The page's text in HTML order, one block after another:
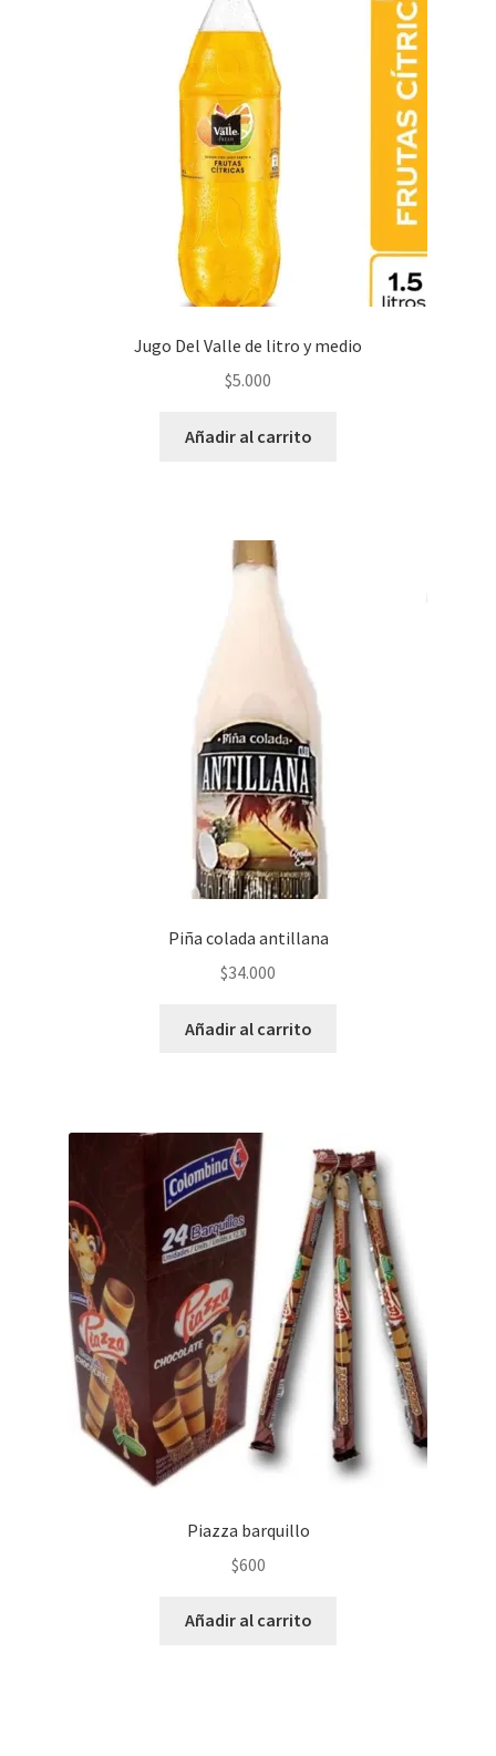
Jugo Del Valle de litro y medio
$5.000
Añadir al carrito
Piña colada antillana
$34.000
Añadir al carrito
Piazza barquillo
$600
Añadir al carrito